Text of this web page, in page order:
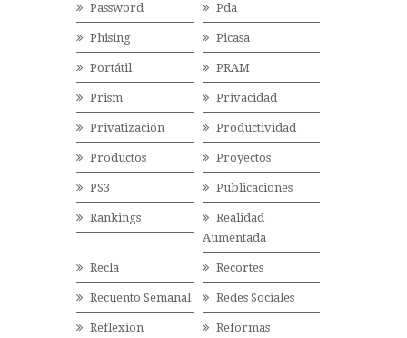
Password Pda
Phising Picasa
Portátil PRAM
Prism Privacidad
Privatización Productividad
Productos Proyectos
PS3 Publicaciones
Rankings
Realidad
Aumentada
Recla Recortes
Recuento Semanal Redes Sociales
Reflexion Reformas